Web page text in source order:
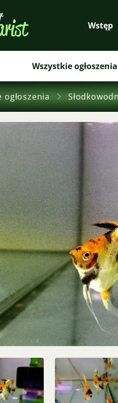
Wstęp
Wszystkie ogłoszenia
ogłoszenia